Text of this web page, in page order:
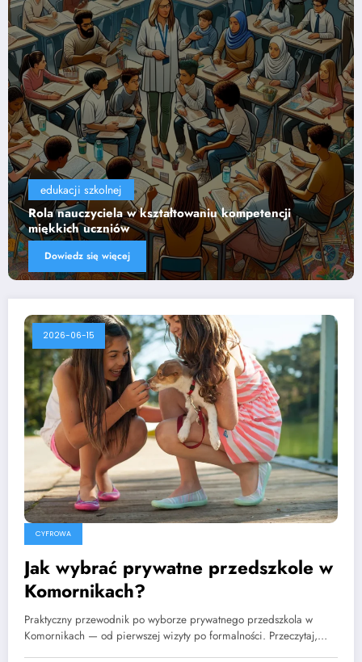
edukacji szkolnej
Wpływ technologii na efektywność nauczania
Dowiedz się więcej
2026-06-15
CYFROWA
Jak wybrać prywatne przedszkole w
Komornikach?
Praktyczny przewodnik po wyborze prywatnego przedszkola w
Komornikach — od pierwszej wizyty po formalności. Przeczytaj,…